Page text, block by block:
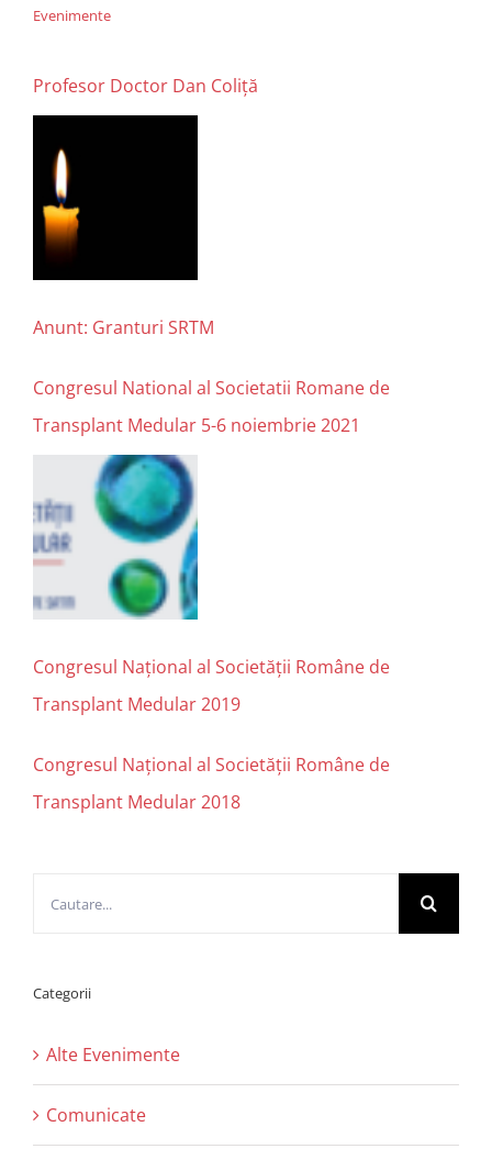
Evenimente
Profesor Doctor Dan Coliță
Anunt: Granturi SRTM
Congresul National al Societatii Romane de
Transplant Medular 5-6 noiembrie 2021
Congresul Național al Societății Române de
Transplant Medular 2019
Congresul Național al Societății Române de
Transplant Medular 2018
Categorii
Alte Evenimente
Comunicate